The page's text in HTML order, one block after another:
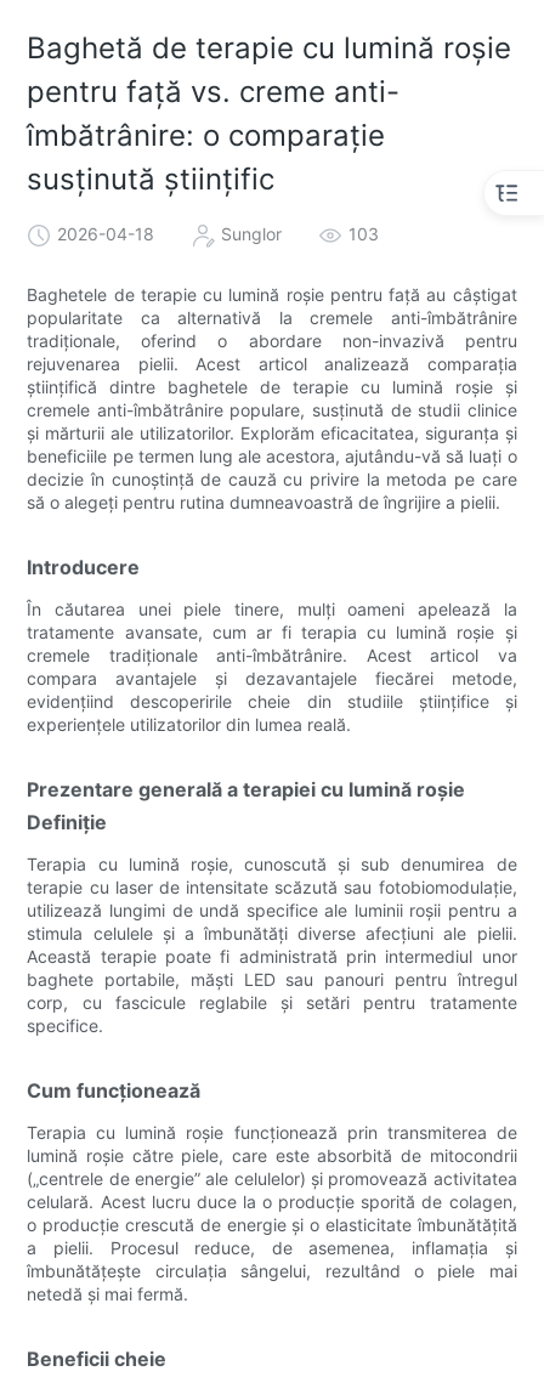
Baghetă de terapie cu lumină roșie
pentru față vs. creme anti-
îmbătrânire: o comparație
susținută științific
2026-04-18 Sunglor 103
Baghetele de terapie cu lumină roșie pentru față au câștigat
popularitate ca alternativă la cremele anti-îmbătrânire
tradiționale, oferind o abordare non-invazivă pentru
rejuvenarea pielii. Acest articol analizează comparația
științifică dintre baghetele de terapie cu lumină roșie și
cremele anti-îmbătrânire populare, susținută de studii clinice
și mărturii ale utilizatorilor. Explorăm eficacitatea, siguranța și
beneficiile pe termen lung ale acestora, ajutându-vă să luați o
decizie în cunoștință de cauză cu privire la metoda pe care
să o alegeți pentru rutina dumneavoastră de îngrijire a pielii.
Introducere
În căutarea unei piele tinere, mulți oameni apelează la
tratamente avansate, cum ar fi terapia cu lumină roșie și
cremele tradiționale anti-îmbătrânire. Acest articol va
compara avantajele și dezavantajele fiecărei metode,
evidențiind descoperirile cheie din studiile științifice și
experiențele utilizatorilor din lumea reală.
Prezentare generală a terapiei cu lumină roșie
Definiţie
Terapia cu lumină roșie, cunoscută și sub denumirea de
terapie cu laser de intensitate scăzută sau fotobiomodulație,
utilizează lungimi de undă specifice ale luminii roșii pentru a
stimula celulele și a îmbunătăți diverse afecțiuni ale pielii.
Această terapie poate fi administrată prin intermediul unor
baghete portabile, măști LED sau panouri pentru întregul
corp, cu fascicule reglabile și setări pentru tratamente
specifice.
Cum funcționează
Terapia cu lumină roșie funcționează prin transmiterea de
lumină roșie către piele, care este absorbită de mitocondrii
(„centrele de energie” ale celulelor) și promovează activitatea
celulară. Acest lucru duce la o producție sporită de colagen,
o producție crescută de energie și o elasticitate îmbunătățită
a pielii. Procesul reduce, de asemenea, inflamația și
îmbunătățește circulația sângelui, rezultând o piele mai
netedă și mai fermă.
Beneficii cheie